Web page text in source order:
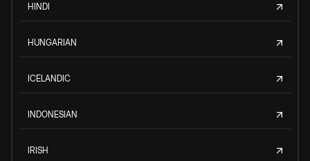
HINDI
HUNGARIAN
ICELANDIC
INDONESIAN
IRISH